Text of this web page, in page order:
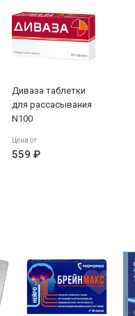
Диваза таблетки
для рассасывания
N100
Цена от
559 ₽